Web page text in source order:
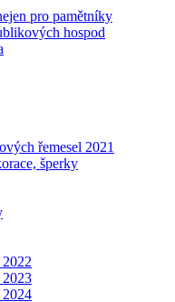
pro pamětníky
hospod
řemesel 2021
šperky